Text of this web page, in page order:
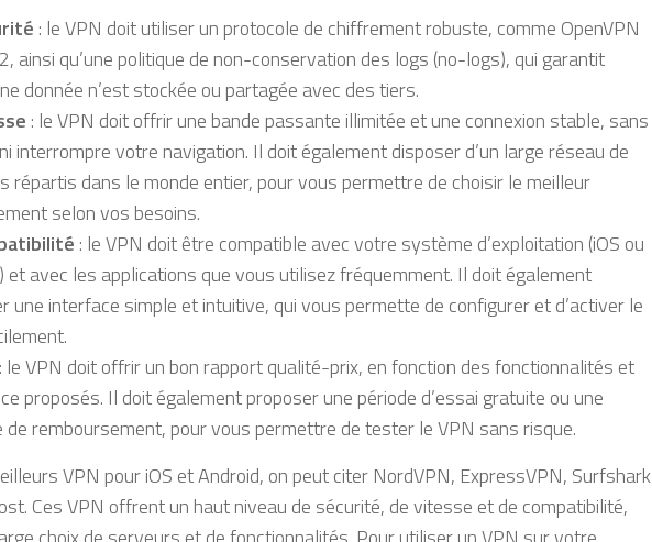
: le VPN doit utiliser un protocole de chiffrement robuste, comme OpenVPN
ainsi qu’une politique de non-conservation des logs (no-logs), qui garantit
donnée n’est stockée ou partagée avec des tiers.
: le VPN doit offrir une bande passante illimitée et une connexion stable, sans
interrompre votre navigation. Il doit également disposer d’un large réseau de
répartis dans le monde entier, pour vous permettre de choisir le meilleur
selon vos besoins.
: le VPN doit être compatible avec votre système d’exploitation (iOS ou
et avec les applications que vous utilisez fréquemment. Il doit également
une interface simple et intuitive, qui vous permette de configurer et d’activer le
: le VPN doit offrir un bon rapport qualité-prix, en fonction des fonctionnalités et
proposés. Il doit également proposer une période d’essai gratuite ou une
de remboursement, pour vous permettre de tester le VPN sans risque.
VPN pour iOS et Android, on peut citer NordVPN, ExpressVPN, Surfshark
Ces VPN offrent un haut niveau de sécurité, de vitesse et de compatibilité,